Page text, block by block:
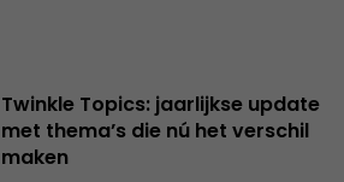
Twinkle Topics: jaarlijkse update
met thema’s die nú het verschil
maken